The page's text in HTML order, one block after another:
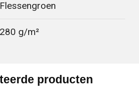
Flessengroen
280 g/m²
producten